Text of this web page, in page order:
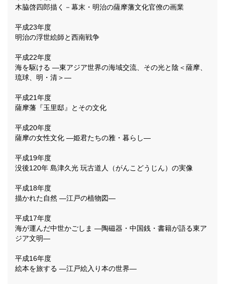
木脇啓四郎描く－幕末・明治の薩摩藩文化官僚の画業
平成23年度
明治の浮世絵師と西南戦争
平成22年度
海を駆ける ―東アジア世界の海域交流、その光と陰＜薩摩、
琉球、明・清＞―
平成21年度
薩摩藩『玉里邸』とその文化
平成20年度
薩摩の女性文化 ―姫君たちの雅・暮らし―
平成19年度
没後120年 島津久光 玩古道人（がんこどうじん）の実像
平成18年度
描かれた自然 ―江戸の植物図―
平成17年度
海が運んだ中世かごしま ―陶磁器・中国銭・書籍が語る東ア
ジア文明―
平成16年度
絵本を旅する ―江戸絵入り本の世界―